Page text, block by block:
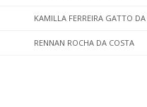
KAMILLA FERREIRA GATTO
RENNAN ROCHA DA COSTA